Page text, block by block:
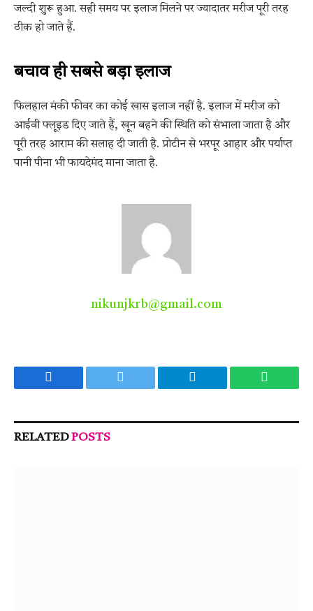
जल्दी शुरू हुआ. सही समय पर इलाज मिलने पर ज्यादातर मरीज पूरी तरह
ठीक हो जाते हैं.
बचाव ही सबसे बड़ा इलाज
फिलहाल मंकी फीवर का कोई खास इलाज नहीं है. इलाज में मरीज को
आईवी फ्लूइड दिए जाते हैं, खून बहने की स्थिति को संभाला जाता है और
पूरी तरह आराम की सलाह दी जाती है. प्रोटीन से भरपूर आहार और पर्याप्त
पानी पीना भी फायदेमंद माना जाता है.
nikunjkrb@gmail.com
Facebook Twitter Telegram
RELATEDPOSTS